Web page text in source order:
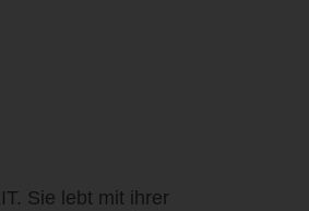
Sie lebt mit ihrer